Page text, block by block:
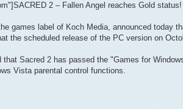
2 – Fallen Angel reaches Gold status!
games label of Koch Media, announced today
the scheduled release of the PC version on
that Sacred 2 has passed the "Games for
Vista parental control functions.